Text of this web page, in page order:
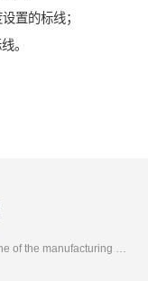
置的标线；
。